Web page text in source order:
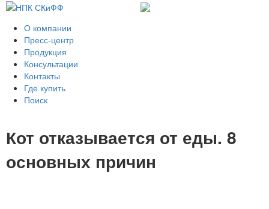
О компании
Пресс-центр
Продукция
Консультации
Контакты
Где купить
Поиск
Кот отказывается от еды. 8
основных причин